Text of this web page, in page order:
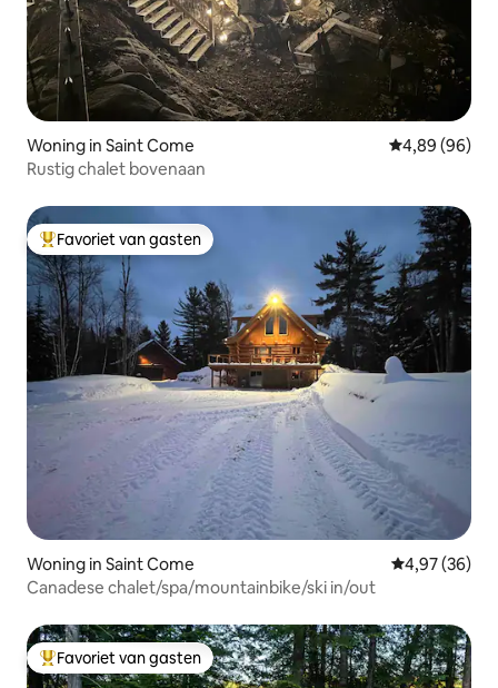
Woning in Saint Come Gemiddelde
4,89 (96)
Rustig chalet bovenaan
Topfavoriet van gasten
Favoriet van gasten
Woning in Saint Come Gemiddelde
4,97 (36)
Canadese chalet/spa/mountainbike/ski in/out
Topfavoriet van gasten
Favoriet van gasten